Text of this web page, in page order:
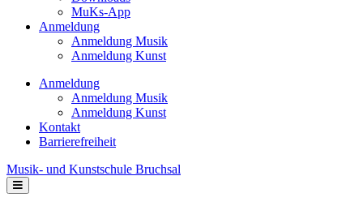
MuKs-App
Anmeldung
Anmeldung Musik
Anmeldung Kunst
Anmeldung
Anmeldung Musik
Anmeldung Kunst
Kontakt
Barrierefreiheit
Musik- und Kunstschule Bruchsal
Navigation